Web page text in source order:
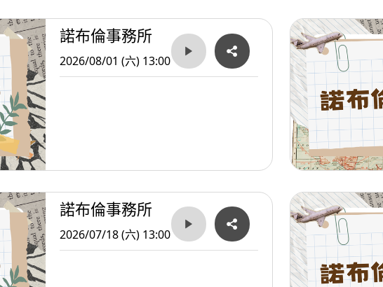
諾布倫事務所
2026/08/01 (六) 13:00
諾布倫事務所
2026/07/18 (六) 13:00